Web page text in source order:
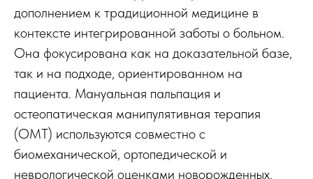
дополнением к традиционной медицине в
контексте интегрированной заботы о больном.
Она фокусирована как на доказательной базе,
так и на подходе, ориентированном на
пациента. Мануальная пальпация и
остеопатическая манипулятивная терапия
(ОМТ) используются совместно с
биомеханической, ортопедической и
неврологической оценками новорожденных.